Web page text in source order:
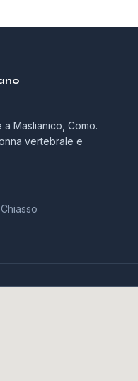
Maslianico, Como.
vertebrale e